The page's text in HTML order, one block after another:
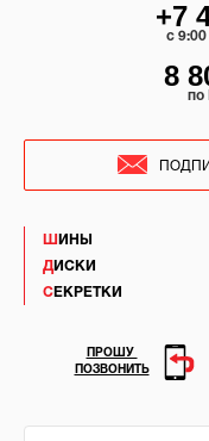
ШИНЫ
ДИСКИ
СЕКРЕТКИ
+7
c
8
по
ПРОШУ
ПОЗВОНИТЬ